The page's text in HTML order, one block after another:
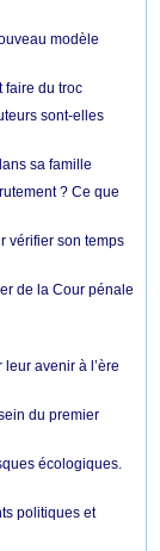
modèle
faire du troc
sont-elles
sa famille
? Ce que
vérifier son temps
de la Cour pénale
avenir à l’ère
du premier
écologiques.
politiques et